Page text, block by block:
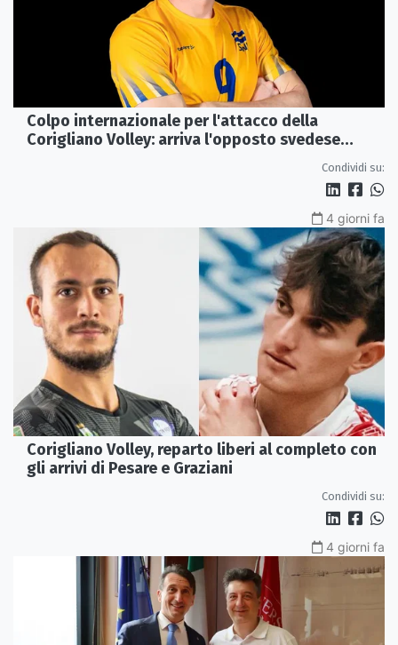
Colpo internazionale per l'attacco della
Corigliano Volley: arriva l'opposto svedese
Condividi su:
4 giorni fa
Corigliano Volley, reparto liberi al completo con
gli arrivi di Pesare e Graziani
Condividi su:
4 giorni fa